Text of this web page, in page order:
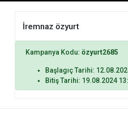
İremnaz özyurt
Kampanya Kodu: özyurt2685
Başlagıç Tarihi:
Bitiş Tarihi: 19.08.2024